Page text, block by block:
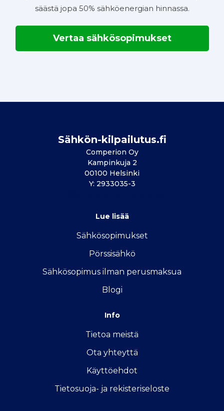
säästä jopa 50% sähköenergian hinnassa.
Vertaa sähkösopimukset
Sähkön-kilpailutus.fi
Comperion Oy
Kampinkuja 2
00100 Helsinki
Y: 2933035-3
Lue lisää
Sähkösopimukset
Pörssisähkö
Sähkösopimus ilman perusmaksua
Blogi
Info
Tietoa meistä
Ota yhteyttä
Käyttöehdot
Tietosuoja- ja rekisteriseloste